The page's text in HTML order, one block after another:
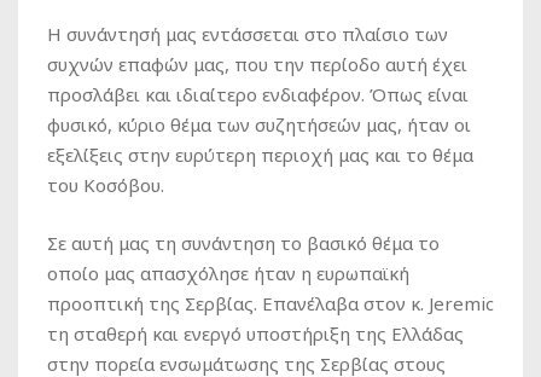
Η συνάντησή μας εντάσσεται στο πλαίσιο των
συχνών επαφών μας, που την περίοδο αυτή έχει
προσλάβει και ιδιαίτερο ενδιαφέρον. Όπως είναι
φυσικό, κύριο θέμα των συζητήσεών μας, ήταν οι
εξελίξεις στην ευρύτερη περιοχή μας και το θέμα
του Κοσόβου.
Σε αυτή μας τη συνάντηση το βασικό θέμα το
οποίο μας απασχόλησε ήταν η ευρωπαϊκή
προοπτική της Σερβίας. Επανέλαβα στον κ. Jeremic
τη σταθερή και ενεργό υποστήριξη της Ελλάδας
στην πορεία ενσωμάτωσης της Σερβίας στους